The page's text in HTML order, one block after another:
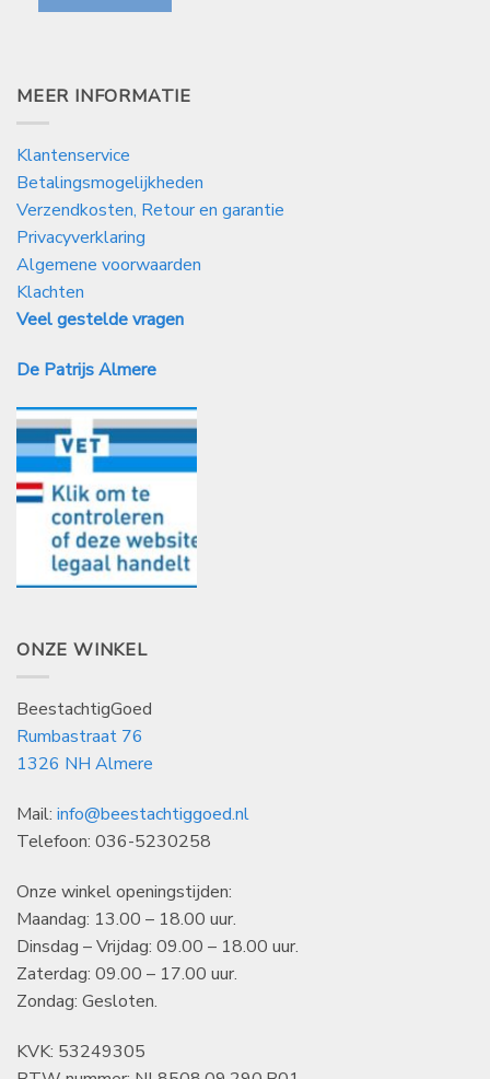
MEER INFORMATIE
Klantenservice
Betalingsmogelijkheden
Verzendkosten, Retour en garantie
Privacyverklaring
Algemene voorwaarden
Klachten
Veel gestelde vragen
De Patrijs Almere
ONZE WINKEL
BeestachtigGoed
Rumbastraat 76
1326 NH Almere
Mail: info@beestachtiggoed.nl
Telefoon: 036-5230258
Onze winkel openingstijden:
Maandag: 13.00 – 18.00 uur.
Dinsdag – Vrijdag: 09.00 – 18.00 uur.
Zaterdag: 09.00 – 17.00 uur.
Zondag: Gesloten.
KVK: 53249305